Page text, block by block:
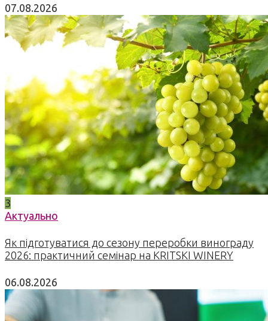
07.08.2026
3
Актуально
Як підготуватися до сезону переробки винограду
2026: практичний семінар на KRITSKI WINERY
06.08.2026